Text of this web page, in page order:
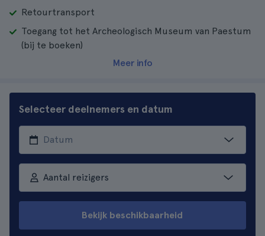
Retourtransport
Toegang tot het Archeologisch Museum van Paestum
(bij te boeken)
Meer info
Selecteer deelnemers en datum
Aantal reizigers
Bekijk beschikbaarheid